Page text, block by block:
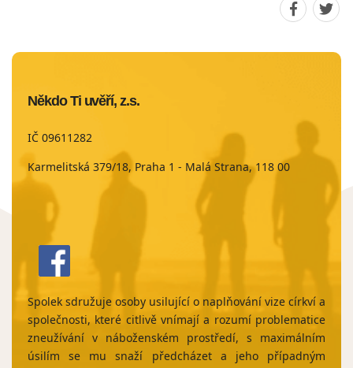
Sdílet
na
Někdo Ti uvěří, z.s.
IČ 09611282
Karmelitská 379/18, Praha 1 - Malá Strana, 118 00
Spolek sdružuje osoby usilující o naplňování vize církví a
společnosti, které citlivě vnímají a rozumí problematice
zneužívání v náboženském prostředí, s maximálním
úsilím se mu snaží předcházet a jeho případným